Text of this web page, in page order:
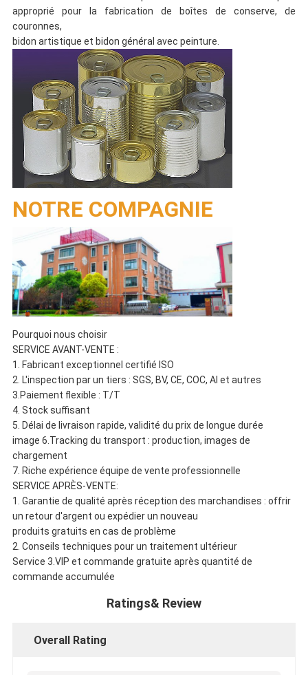
approprié pour la fabrication de boîtes de conserve, de
couronnes,
bidon artistique et bidon général avec peinture.
NOTRE COMPAGNIE
Pourquoi nous choisir
SERVICE AVANT-VENTE :
1. Fabricant exceptionnel certifié ISO
2. L'inspection par un tiers : SGS, BV, CE, COC, AI et autres
3.Paiement flexible : T/T
4. Stock suffisant
5. Délai de livraison rapide, validité du prix de longue durée
image 6.Tracking du transport : production, images de
chargement
7. Riche expérience équipe de vente professionnelle
SERVICE APRÈS-VENTE:
1. Garantie de qualité après réception des marchandises : offrir
un retour d'argent ou expédier un nouveau
produits gratuits en cas de problème
2. Conseils techniques pour un traitement ultérieur
Service 3.VIP et commande gratuite après quantité de
commande accumulée
Ratings& Review
Overall Rating